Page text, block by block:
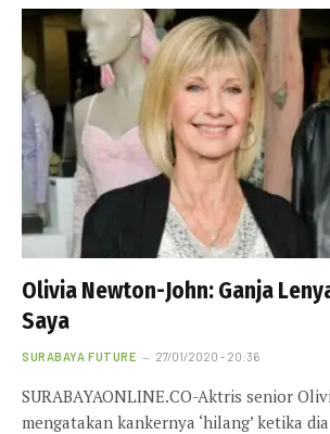
Olivia Newton-John: Ganja
Saya
SURABAYA FUTURE 27/01/2020 - 20:36
SURABAYAONLINE.CO-Aktris senior
mengatakan kankernya ‘hilang’ ketika